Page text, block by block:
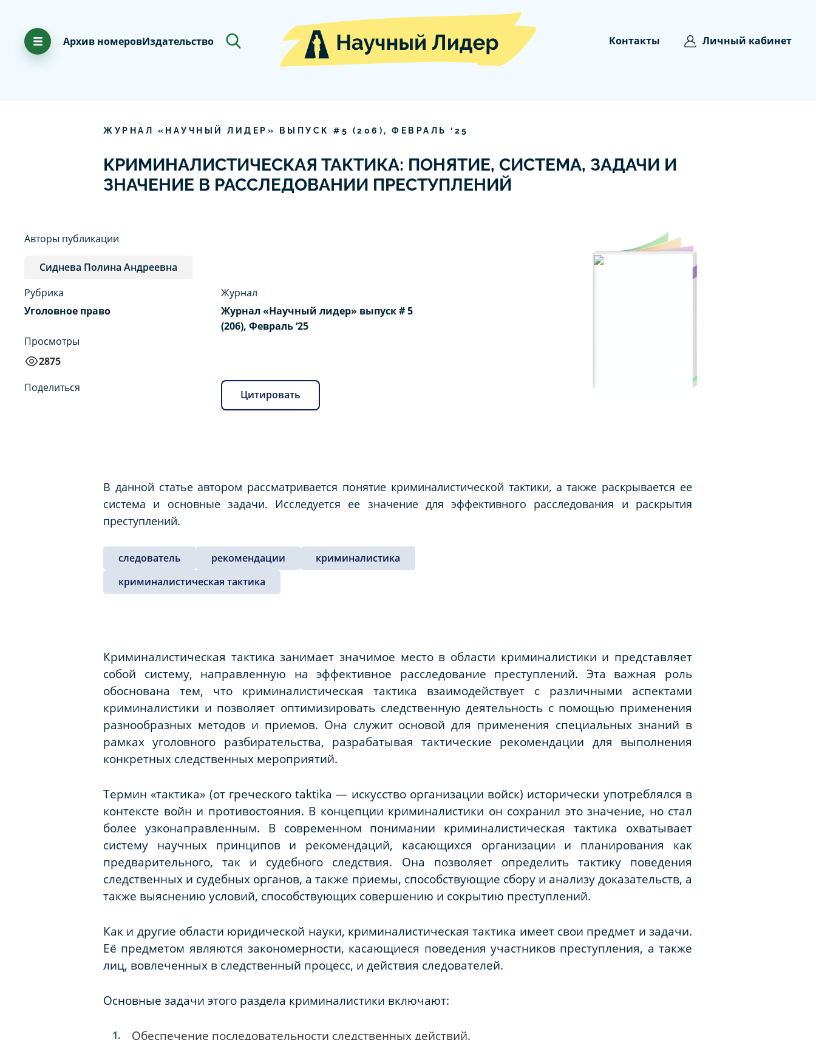
Архив номеровИздательство Контакты Личный кабинет
ЖУРНАЛ «НАУЧНЫЙ ЛИДЕР» ВЫПУСК # 5 (206 ), ФЕВРАЛЬ ‘ 25
КРИМИНАЛИСТИЧЕСКАЯ ТАКТИКА: ПОНЯТИЕ, СИСТЕМА, ЗАДАЧИ И
ЗНАЧЕНИЕ В РАССЛЕДОВАНИИ ПРЕСТУПЛЕНИЙ
Авторы публикации
Сиднева Полина Андреевна
Рубрика
Уголовное право
Просмотры
2875
Журнал
Журнал «Научный лидер» выпуск # 5
(206), Февраль ‘25
Поделиться
Цитировать
В данной статье автором рассматривается понятие криминалистической тактики, а также раскрывается ее
система и основные задачи. Исследуется ее значение для эффективного расследования и раскрытия
преступлений.
следователь рекомендации
криминалистика
криминалистическая тактика
Криминалистическая тактика занимает значимое место в области криминалистики и представляет
собой систему, направленную на эффективное расследование преступлений. Эта важная роль
обоснована тем, что криминалистическая тактика взаимодействует с различными аспектами
криминалистики и позволяет оптимизировать следственную деятельность с помощью применения
разнообразных методов и приемов. Она служит основой для применения специальных знаний в
рамках уголовного разбирательства, разрабатывая тактические рекомендации для выполнения
конкретных следственных мероприятий.
Термин «тактика» (от греческогоtaktika — искусство организации войск) исторически употреблялся в
контексте войн и противостояния. В концепции криминалистики он сохранил это значение, но стал
более узконаправленным. В современном понимании криминалистическая тактика охватывает
систему научных принципов и рекомендаций, касающихся организации и планирования как
предварительного, так и судебного следствия. Она позволяет определить тактику поведения
следственных и судебных органов, а также приемы, способствующие сбору и анализу доказательств, а
также выяснению условий, способствующих совершению и сокрытию преступлений.
Как и другие области юридической науки, криминалистическая тактика имеет свои предмет и задачи.
Её предметом являются закономерности, касающиеся поведения участников преступления, а также
лиц, вовлеченных в следственный процесс, и действия следователей.
Основные задачи этого раздела криминалистики включают:
Обеспечение последовательности следственных действий.